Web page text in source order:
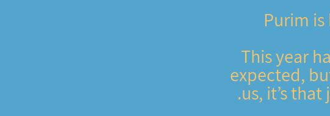
Purim
This year
expected,
us, it’s